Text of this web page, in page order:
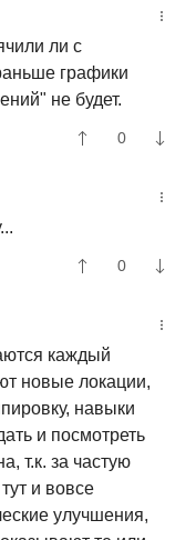
ли с
графики
не будет.
0
0
каждый
новые локации,
навыки
и посмотреть
т.к. за частую
и вовсе
улучшения,